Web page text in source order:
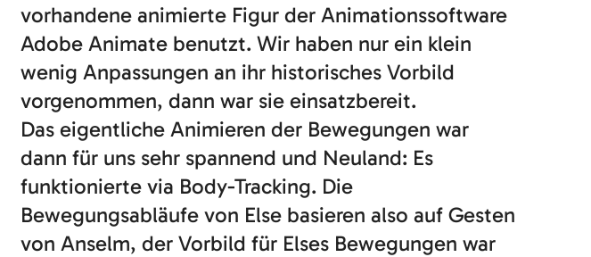
vorhandene animierte Figur der Animationssoftware
Adobe Animate benutzt. Wir haben nur ein klein
wenig Anpassungen an ihr historisches Vorbild
vorgenommen, dann war sie einsatzbereit.
Das eigentliche Animieren der Bewegungen war
dann für uns sehr spannend und Neuland: Es
funktionierte via Body-Tracking. Die
Bewegungsabläufe von Else basieren also auf Gesten
von Anselm, der Vorbild für Elses Bewegungen war